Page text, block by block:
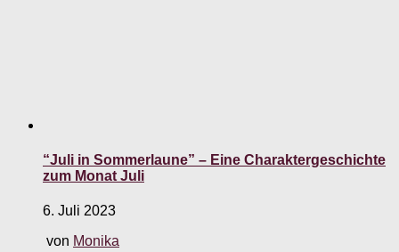
“Juli in Sommerlaune” – Eine Charaktergeschichte
zum Monat Juli
6. Juli 2023
von Monika